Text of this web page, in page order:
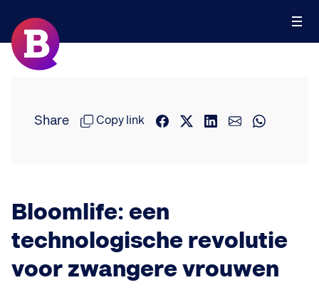
Share Copy link
Bloomlife: een
technologische revolutie
voor zwangere vrouwen